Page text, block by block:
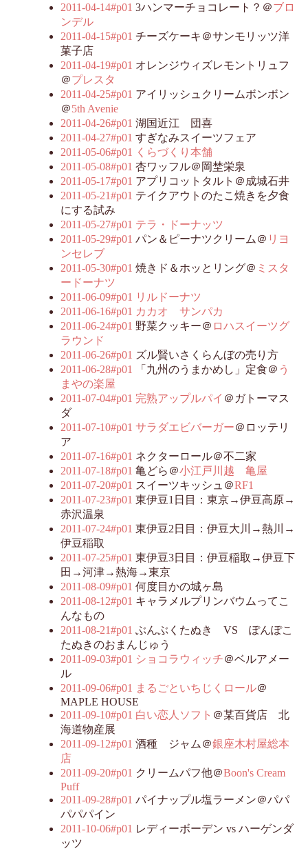
2011-04-14#p01 3ハンマーチョコレート？＠ブロ
ンデル
2011-04-15#p01 チーズケーキ＠サンモリッツ洋
菓子店
2011-04-19#p01 オレンジウィズレモントリュフ
＠プレスタ
2011-04-25#p01 アイリッシュクリームボンボン
＠5th Avenie
2011-04-26#p01 湖国近江 団喜
2011-04-27#p01 すぎなみスイーツフェア
2011-05-06#p01
くらづくり本舗
2011-05-08#p01 杏ワッフル＠岡埜栄泉
2011-05-17#p01 アプリコットタルト＠成城石井
2011-05-21#p01 テイクアウトのたこ焼きを夕食
にする試み
2011-05-27#p01 テラ・ドーナッツ
2011-05-29#p01 パン＆ピーナツクリーム＠ リヨ
ンセレブ
2011-05-30#p01 焼きド＆ホッとリング＠ ミスタ
ードーナツ
2011-06-09#p01 リルドーナツ
2011-06-16#p01 カカオ サンパカ
2011-06-24#p01 野菜クッキー＠ ロハスイーツグ
ラウンド
2011-06-26#p01 ズル賢いさくらんぼの売り方
2011-06-28#p01
「九州のうまかめし」定食＠ う
まやの楽屋
2011-07-04#p01 完熟アップルパイ ＠ガトーマス
ダ
2011-07-10#p01 サラダエビバーガー＠ロッテリ
ア
2011-07-16#p01 ネクターロール＠不二家
2011-07-18#p01 亀どら＠小江戸川越 亀屋
2011-07-20#p01 スイーツキッシュ＠RF1
2011-07-23#p01 東伊豆1日目：東京→伊豆高原→
赤沢温泉
2011-07-24#p01 東伊豆2日目：伊豆大川→熱川→
伊豆稲取
2011-07-25#p01 東伊豆3日目：伊豆稲取→伊豆下
田→河津→熱海→東京
2011-08-09#p01 何度目かの城ヶ島
2011-08-12#p01 キャラメルプリンバウムってこ
んなもの
2011-08-21#p01 ぶんぶくたぬき VS ぽんぽこ
たぬきのおまんじゅう
2011-09-03#p01 ショコラウィッチ＠ベルアメー
ル
2011-09-06#p01 まるごといちじくロール＠
MAPLE HOUSE
2011-09-10#p01 白い恋人ソフト ＠某百貨店 北
海道物産展
2011-09-12#p01 酒種 ジャム＠銀座木村屋総本
店
2011-09-20#p01 クリームパフ他＠Boon's Cream
Puff
2011-09-28#p01 パイナップル塩ラーメン＠パパ
パパパイン
2011-10-06#p01 レディーボーデン vs ハーゲンダ
ッツ